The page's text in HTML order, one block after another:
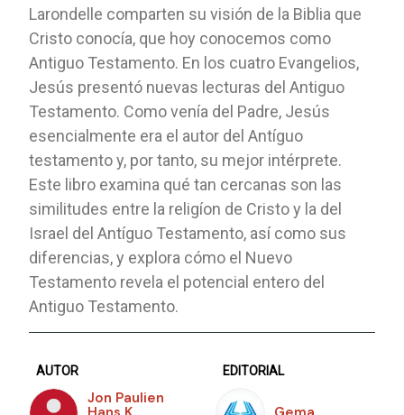
Larondelle comparten su visión de la Biblia que
Cristo conocía, que hoy conocemos como
Antiguo Testamento. En los cuatro Evangelios,
Jesús presentó nuevas lecturas del Antiguo
Testamento. Como venía del Padre, Jesús
esencialmente era el autor del Antíguo
testamento y, por tanto, su mejor intérprete.
Este libro examina qué tan cercanas son las
similitudes entre la religíon de Cristo y la del
Israel del Antíguo Testamento, así como sus
diferencias, y explora cómo el Nuevo
Testamento revela el potencial entero del
Antiguo Testamento.
AUTOR
Jon Paulien
EDITORIAL